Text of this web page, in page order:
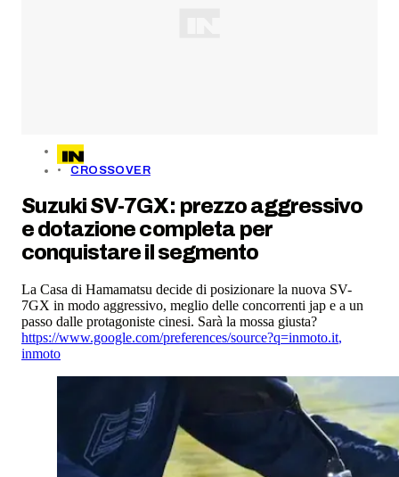
CROSSOVER
Suzuki SV-7GX: prezzo aggressivo
e dotazione completa per
conquistare il segmento
La Casa di Hamamatsu decide di posizionare la nuova SV-
7GX in modo aggressivo, meglio delle concorrenti jap e a un
passo dalle protagoniste cinesi. Sarà la mossa giusta?
https://www.google.com/preferences/source?q=inmoto.it,
inmoto